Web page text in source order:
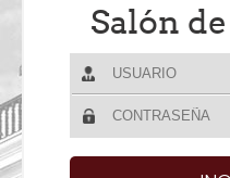
Salón